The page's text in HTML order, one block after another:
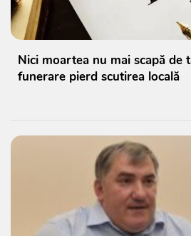
Nici moartea nu mai scapă de
funerare pierd scutirea locală